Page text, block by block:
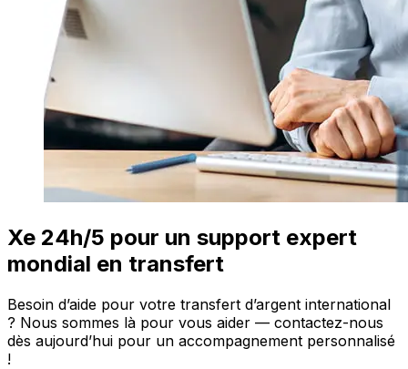
Xe 24h/5 pour un support expert
mondial en transfert
Besoin d’aide pour votre transfert d’argent international
? Nous sommes là pour vous aider — contactez-nous
dès aujourd’hui pour un accompagnement personnalisé
!